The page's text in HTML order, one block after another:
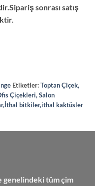
sonrası satış
Etiketler:Toptan Çiçek,
Çiçekleri, Salon
bitkiler,ithal kaktüsler
genelindeki tüm çim